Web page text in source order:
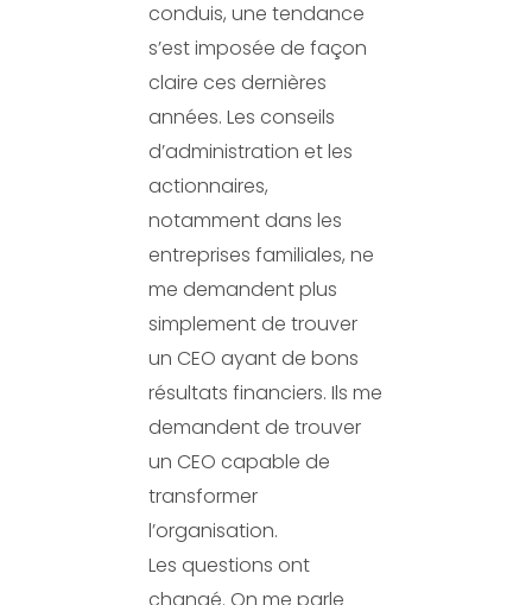
conduis, une tendance
s’est imposée de façon
claire ces dernières
années. Les conseils
d’administration et les
actionnaires,
notamment dans les
entreprises familiales, ne
me demandent plus
simplement de trouver
un CEO ayant de bons
résultats financiers. Ils me
demandent de trouver
un CEO capable de
transformer
l’organisation.
Les questions ont